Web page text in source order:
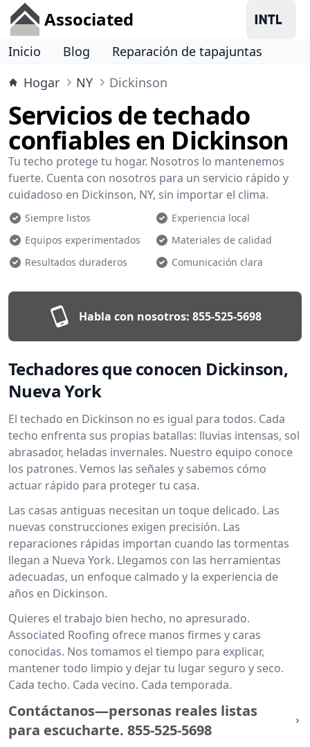
Associated
Inicio Blog
Reparación de tapajuntas
Hogar
NY Dickinson
Servicios de techado
confiables en Dickinson
Tu techo protege tu hogar. Nosotros lo mantenemos
fuerte. Cuenta con nosotros para un servicio rápido y
cuidadoso en Dickinson, NY, sin importar el clima.
Siempre listos
Experiencia local
Equipos experimentados
Materiales de calidad
Resultados duraderos
Comunicación clara
Habla con nosotros: 855-525-5698
Techadores que conocen Dickinson,
Nueva York
El techado en Dickinson no es igual para todos. Cada
techo enfrenta sus propias batallas: lluvias intensas, sol
abrasador, heladas invernales. Nuestro equipo conoce
los patrones. Vemos las señales y sabemos cómo
actuar rápido para proteger tu casa.
Las casas antiguas necesitan un toque delicado. Las
nuevas construcciones exigen precisión. Las
reparaciones rápidas importan cuando las tormentas
llegan a Nueva York. Llegamos con las herramientas
adecuadas, un enfoque calmado y la experiencia de
años en Dickinson.
Quieres el trabajo bien hecho, no apresurado.
Associated Roofing ofrece manos firmes y caras
conocidas. Nos tomamos el tiempo para explicar,
mantener todo limpio y dejar tu lugar seguro y seco.
Cada techo. Cada vecino. Cada temporada.
Contáctanos—personas reales listas
para escucharte. 855-525-5698